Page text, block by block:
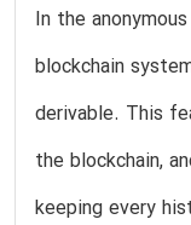
In the
blockchain
derivable. This
the blockchain,
keeping every